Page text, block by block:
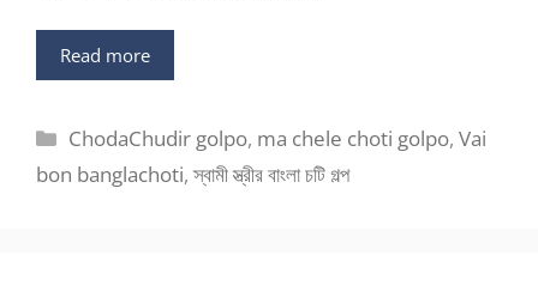
Read more
Categories
ChodaChudir golpo, ma chele choti golpo,Vai
bon banglachoti, স্বামী স্ত্রীর বাংলা চটি গল্প